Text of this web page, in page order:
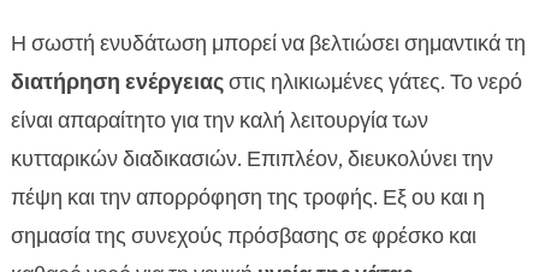
Η σωστή ενυδάτωση μπορεί να βελτιώσει σημαντικά τη
διατήρηση ενέργειαςστις ηλικιωμένες γάτες. Το νερό
είναι απαραίτητο για την καλή λειτουργία των
κυτταρικών διαδικασιών. Επιπλέον, διευκολύνει την
πέψη και την απορρόφηση της τροφής. Εξ ου και η
σημασία της συνεχούς πρόσβασης σε φρέσκο και